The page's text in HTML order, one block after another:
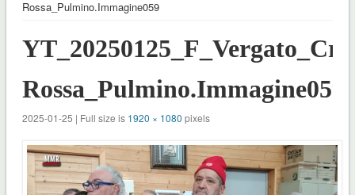
Rossa_Pulmino.Immagine059
Rossa_Pulmino.Immagine059
2025-01-25 | Full size is 1920 × 1080 pixels